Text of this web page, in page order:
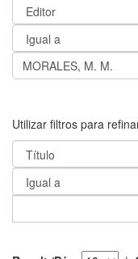
Utilizar filtros para